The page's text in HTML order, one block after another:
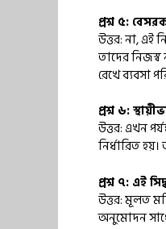
প্রশ্ন ৫:
উত্তর: না, এই
তাদের নিজস্ব
রেখে ব্যবসা
প্রশ্ন ৬:
উত্তর: এখন
নির্ধারিত
প্রশ্ন ৭: এই
উত্তর: মূলত
অনুমোদন